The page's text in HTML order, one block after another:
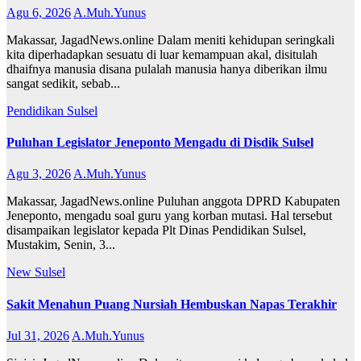
Agu 6, 2026 A.Muh.Yunus
Makassar, JagadNews.online Dalam meniti kehidupan seringkali
kita diperhadapkan sesuatu di luar kemampuan akal, disitulah
dhaifnya manusia disana pulalah manusia hanya diberikan ilmu
sangat sedikit, sebab...
Pendidikan Sulsel
Puluhan Legislator Jeneponto Mengadu di Disdik Sulsel
Agu 3, 2026A.Muh.Yunus
Makassar, JagadNews.online Puluhan anggota DPRD Kabupaten
Jeneponto, mengadu soal guru yang korban mutasi. Hal tersebut
disampaikan legislator kepada Plt Dinas Pendidikan Sulsel,
Mustakim, Senin, 3...
New Sulsel
Sakit Menahun Puang Nursiah Hembuskan Napas Terakhir
Jul 31, 2026 A.Muh.Yunus